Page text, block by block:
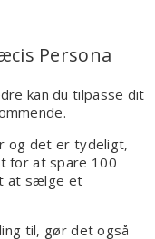
Persona
kan du tilpasse dit
og det er tydeligt,
for at spare 100
at sælge et
til, gør det også